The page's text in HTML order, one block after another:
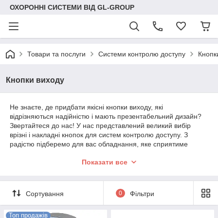
ОХОРОННІ СИСТЕМИ ВІД GL-GROUP
Товари та послуги Системи контролю доступу
Кнопки виходу
Не знаєте, де придбати якісні кнопки виходу, які
відрізняються надійністю і мають презентабельний дизайн?
Звертайтеся до нас! У нас представлений великий вибір
врізні і накладні кнопок для систем контролю доступу. З
радістю підберемо для вас обладнання, яке сприятиме
Контактні кнопки для систем контролю
доступу
Показати все
Сортування 0 Фільтри
Топ продажів